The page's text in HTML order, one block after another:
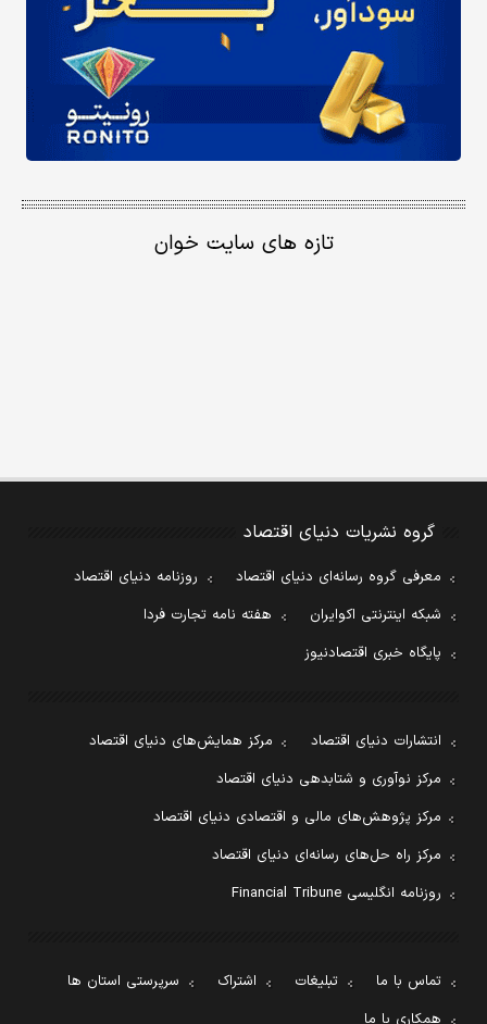
تازه های سایت خوان
گروه نشریات دنیای اقتصاد
معرفی گروه رسانه‌ای دنیای اقتصاد
روزنامه دنیای اقتصاد
شبکه اینترنتی اکوایران
هفته نامه تجارت فردا
پایگاه خبری اقتصادنیوز
انتشارات دنیای اقتصاد
مرکز همایش‌های دنیای اقتصاد
مرکز نوآوری و شتابدهی دنیای اقتصاد
مرکز پژوهش‌های مالی و اقتصادی دنیای اقتصاد
مرکز راه حل‌های رسانه‌ای دنیای اقتصاد
روزنامه انگلیسی Financial Tribune
تماس با ما تبلیغات اشتراک
سرپرستی استان ها